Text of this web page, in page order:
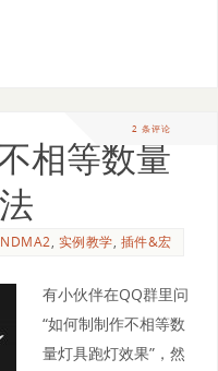
2 条评论
不相等数量
, 实例教学, 插件&宏
有小伙伴在QQ群里问
“如何制制作不相等数
量灯具跑灯效果”，然